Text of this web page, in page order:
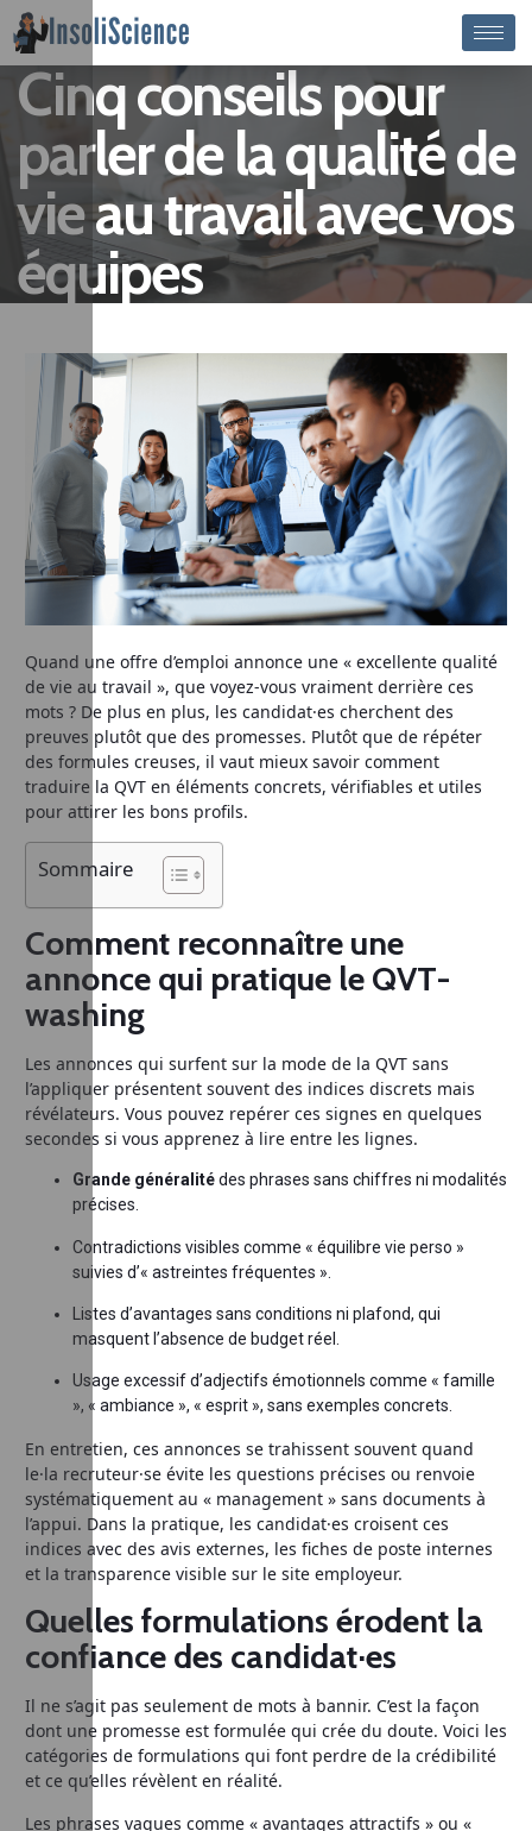
Cinq conseils pour
parler de la qualité de
vie au travail avec vos
équipes
Quand une offre d’emploi annonce une « excellente qualité
de vie au travail », que voyez-vous vraiment derrière ces
mots ? De plus en plus, les candidat·es cherchent des
preuves plutôt que des promesses. Plutôt que de répéter
des formules creuses, il vaut mieux savoir comment
traduire la QVT en éléments concrets, vérifiables et utiles
pour attirer les bons profils.
Sommaire
Comment reconnaître une
annonce qui pratique le QVT-
washing
Les annonces qui surfent sur la mode de la QVT sans
l’appliquer présentent souvent des indices discrets mais
révélateurs. Vous pouvez repérer ces signes en quelques
secondes si vous apprenez à lire entre les lignes.
Grande généralitédes phrases sans chiffres ni modalités
précises.
Contradictions visibles comme « équilibre vie perso »
suivies d’« astreintes fréquentes ».
Listes d’avantages sans conditions ni plafond, qui
masquent l’absence de budget réel.
Usage excessif d’adjectifs émotionnels comme « famille
», « ambiance », « esprit », sans exemples concrets.
En entretien, ces annonces se trahissent souvent quand
le·la recruteur·se évite les questions précises ou renvoie
systématiquement au « management » sans documents à
l’appui. Dans la pratique, les candidat·es croisent ces
indices avec des avis externes, les fiches de poste internes
et la transparence visible sur le site employeur.
Quelles formulations érodent la
confiance des candidat·es
Il ne s’agit pas seulement de mots à bannir. C’est la façon
dont une promesse est formulée qui crée du doute. Voici les
catégories de formulations qui font perdre de la crédibilité
et ce qu’elles révèlent en réalité.
Les phrases vagues comme « avantages attractifs » ou «